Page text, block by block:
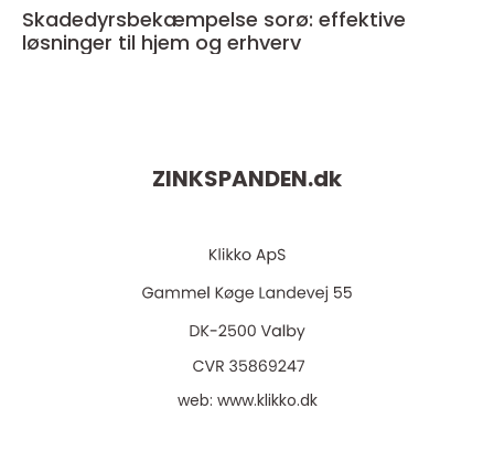
Skadedyrsbekæmpelse sorø: effektive
løsninger til hjem og erhverv
ZINKSPANDEN.dk
web: www.klikko.dk